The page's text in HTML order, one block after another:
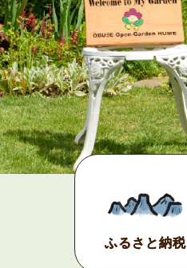
ふるさと納税